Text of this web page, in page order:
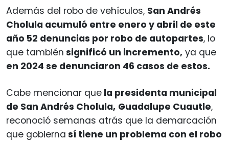
Además del robo de vehículos, San Andrés
Cholula acumuló entre enero y abril de este
año 52 denuncias por robo de autopartes, lo
que también significó un incremento, ya que
en 2024 se denunciaron 46 casos de estos.
Cabe mencionar que la presidenta municipal
de San Andrés Cholula, Guadalupe Cuautle,
reconoció semanas atrás que la demarcación
que gobierna sí tiene un problema con el robo